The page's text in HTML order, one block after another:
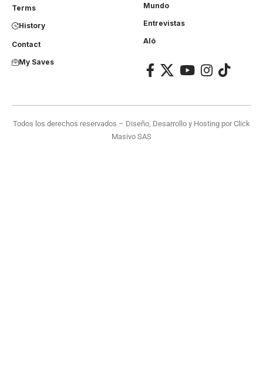
Terms
History
Contact
My Saves
Mundo
Entrevistas
Aló
Todos los derechos reservados – Diseño, Desarrollo y Hosting porClick
Masivo SAS